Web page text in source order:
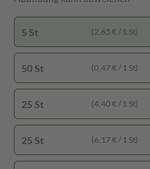
50 St (0,47 € / 1 St)
25 St (4,40 € / 1 St)
25 St (6,17 € / 1 St)
5 St (2,65 € / 1 St)